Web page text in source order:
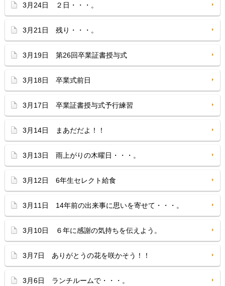
3月24日 ２日・・・。
3月21日 残り・・・。
3月19日 第26回卒業証書授与式
3月18日 卒業式前日
3月17日 卒業証書授与式予行練習
3月14日 まあだだよ！！
3月13日 雨上がりの木曜日・・・。
3月12日 6年生セレクト給食
3月11日 14年前の出来事に思いを寄せて・・・。
3月10日 ６年に感謝の気持ちを伝えよう。
3月7日 ありがとうの花を咲かそう！！
3月6日 ランチルームで・・・。